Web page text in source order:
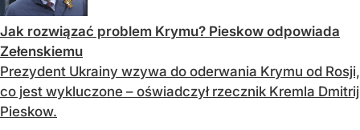
Jak rozwiązać problem Krymu? Pieskow odpowiada
Zełenskiemu
Prezydent Ukrainy wzywa do oderwania Krymu od Rosji,
co jest wykluczone – oświadczył rzecznik Kremla Dmitrij
Pieskow.